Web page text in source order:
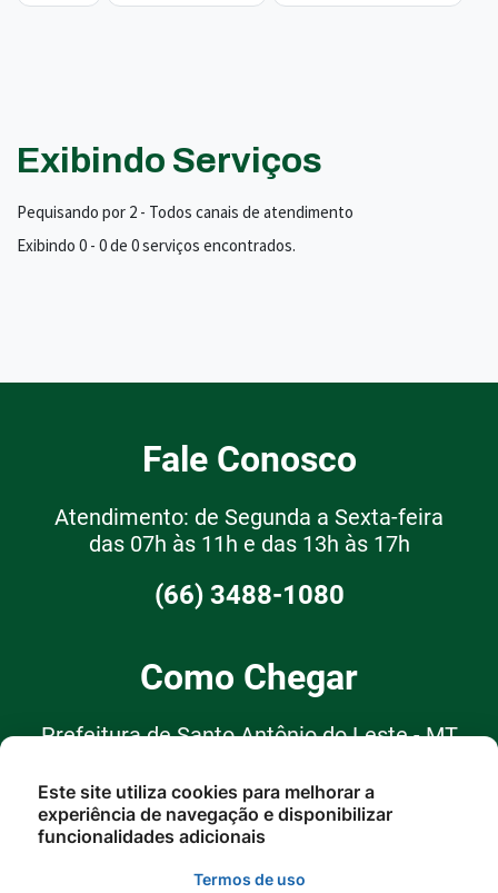
Exibindo Serviços
Pequisando por 2 - Todos canais de atendimento
Exibindo 0 - 0 de 0 serviços encontrados.
Fale Conosco
Atendimento: de Segunda a Sexta-feira
das 07h às 11h e das 13h às 17h
(66) 3488-1080
Como Chegar
Prefeitura de Santo Antônio do Leste - MT
R. Garças, 62, Santo Antônio do
Leste - MT, 78628-000
Este site utiliza cookies para melhorar a
experiência de navegação e disponibilizar
funcionalidades adicionais
Termos de uso